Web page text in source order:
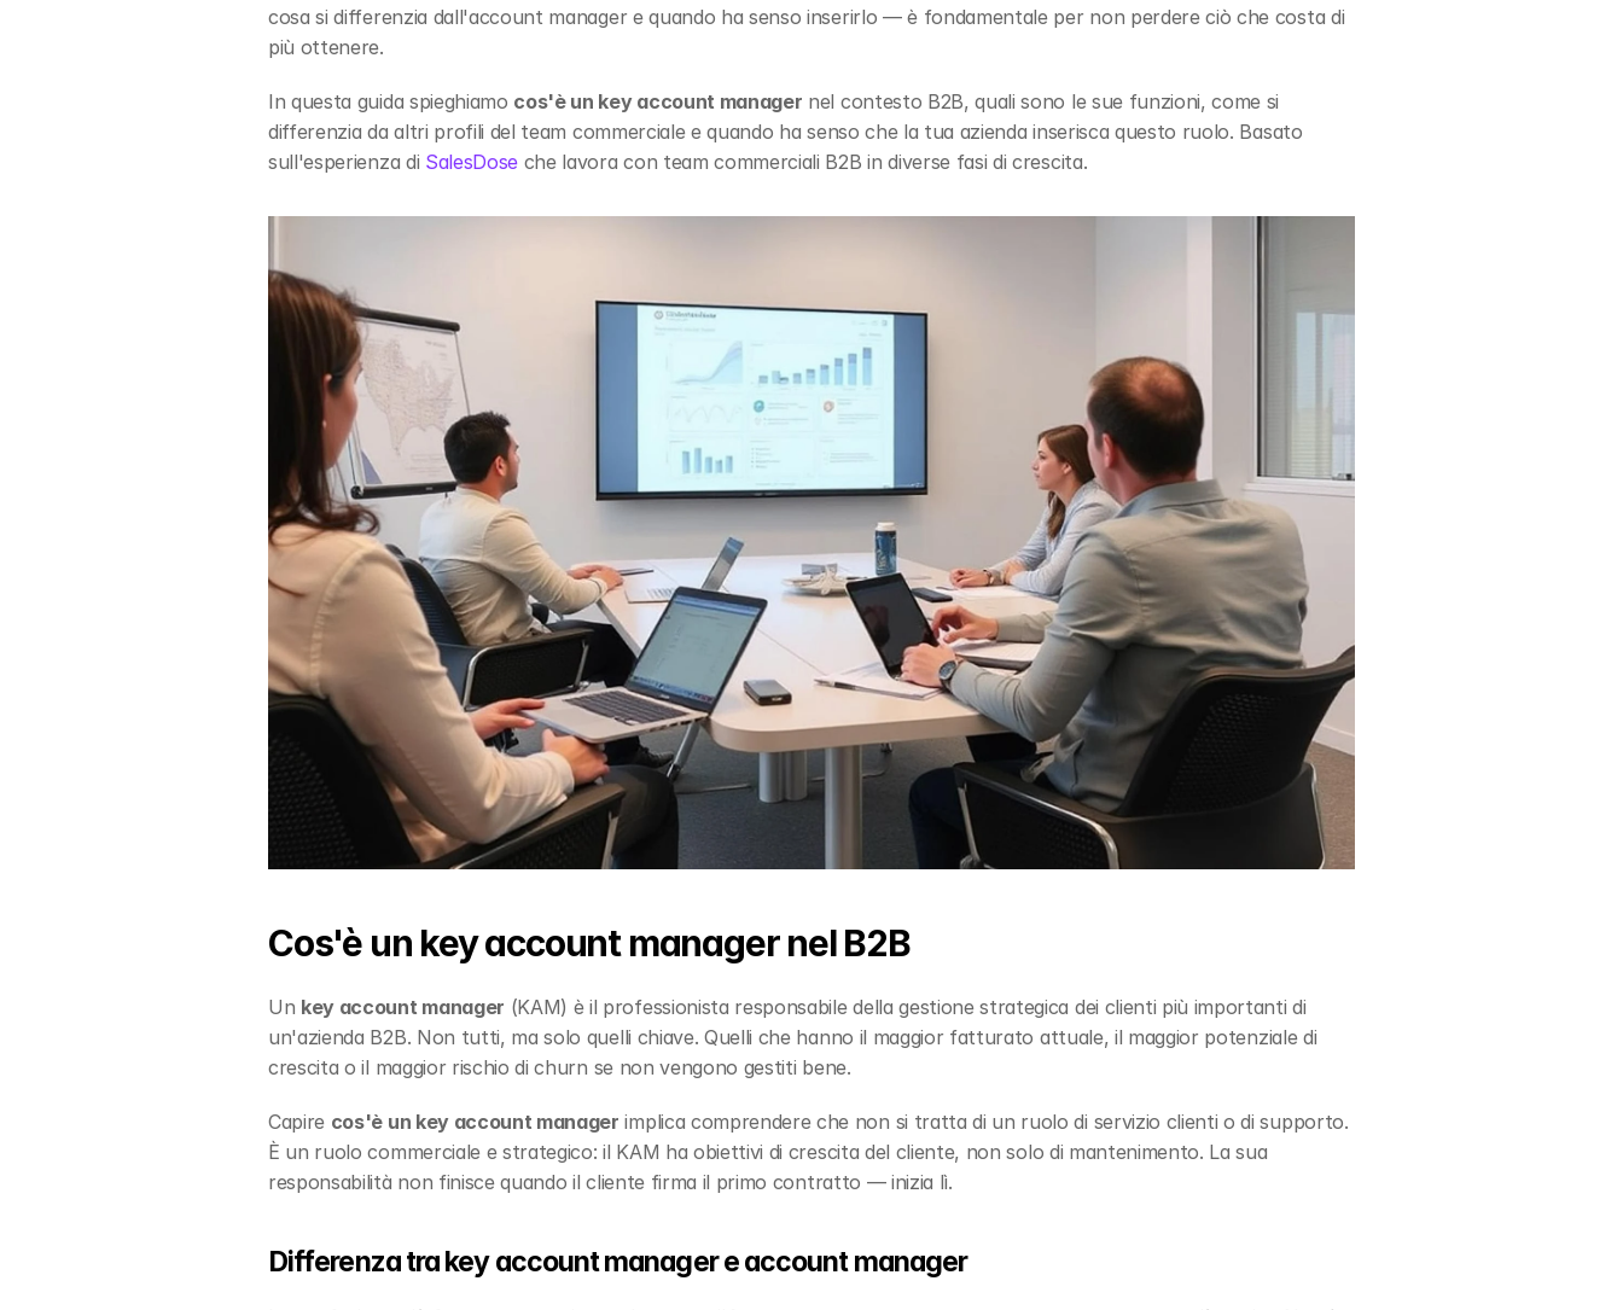
cosa si differenzia dall'account manager e quando ha senso inserirlo — è fondamentale per non perdere ciò che costa di
più ottenere.
In questa guida spieghiamo cos'è un key account manager nel contesto B2B, quali sono le sue funzioni, come si
differenzia da altri profili del team commerciale e quando ha senso che la tua azienda inserisca questo ruolo. Basato
sull'esperienza di SalesDose che lavora con team commerciali B2B in diverse fasi di crescita.
Cos'è un key account manager nel B2B
Un key account manager (KAM) è il professionista responsabile della gestione strategica dei clienti più importanti di
un'azienda B2B. Non tutti, ma solo quelli chiave. Quelli che hanno il maggior fatturato attuale, il maggior potenziale di
crescita o il maggior rischio di churn se non vengono gestiti bene.
Capire cos'è un key account manager implica comprendere che non si tratta di un ruolo di servizio clienti o di supporto.
È un ruolo commerciale e strategico: il KAM ha obiettivi di crescita del cliente, non solo di mantenimento. La sua
responsabilità non finisce quando il cliente firma il primo contratto — inizia lì.
Differenza tra key account manager e account manager